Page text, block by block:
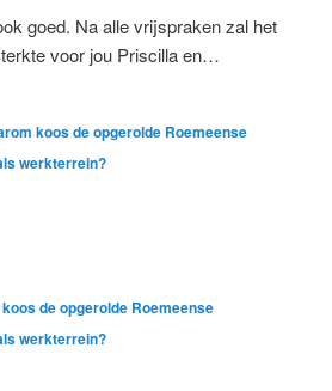
goed. Na alle vrijspraken zal het
voor jou Priscilla en…
koos de opgerolde Roemeense
werkterrein?
de opgerolde Roemeense
werkterrein?